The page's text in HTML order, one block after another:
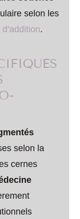
selon les
.
selon la
cernes